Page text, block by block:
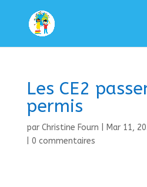
Les CE2
permis
par Christine Fourn Mar 11,
0 commentaires